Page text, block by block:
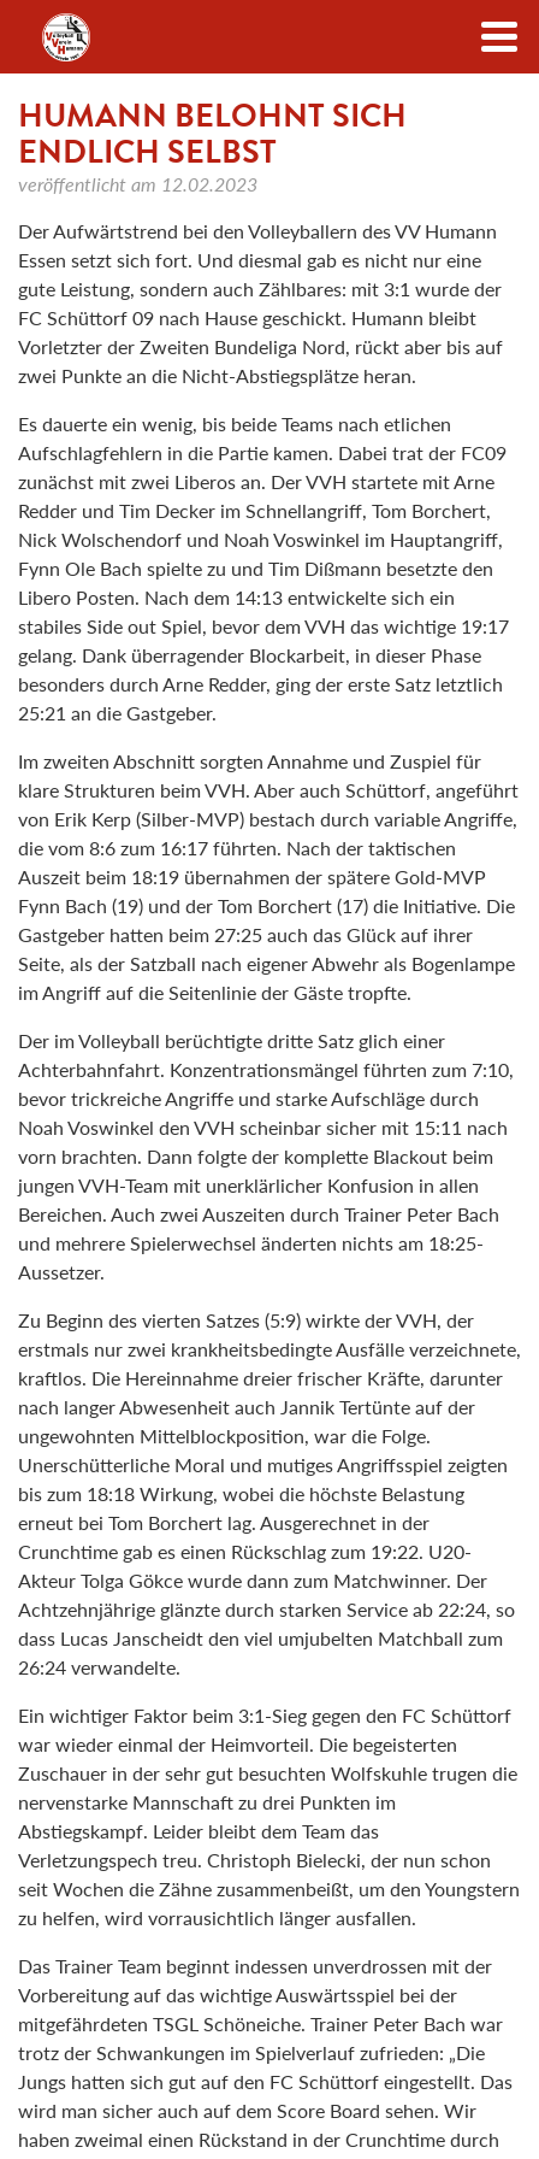
Zum Inhalt
HUMANN BELOHNT SICH
ENDLICH SELBST
veröffentlicht am 12.02.2023
Der Aufwärtstrend bei den Volleyballern des VV Humann
Essen setzt sich fort. Und diesmal gab es nicht nur eine
gute Leistung, sondern auch Zählbares: mit 3:1 wurde der
FC Schüttorf 09 nach Hause geschickt. Humann bleibt
Vorletzter der Zweiten Bundeliga Nord, rückt aber bis auf
zwei Punkte an die Nicht-Abstiegsplätze heran.
Es dauerte ein wenig, bis beide Teams nach etlichen
Aufschlagfehlern in die Partie kamen. Dabei trat der FC09
zunächst mit zwei Liberos an. Der VVH startete mit Arne
Redder und Tim Decker im Schnellangriff, Tom Borchert,
Nick Wolschendorf und Noah Voswinkel im Hauptangriff,
Fynn Ole Bach spielte zu und Tim Dißmann besetzte den
Libero Posten. Nach dem 14:13 entwickelte sich ein
stabiles Side out Spiel, bevor dem VVH das wichtige 19:17
gelang. Dank überragender Blockarbeit, in dieser Phase
besonders durch Arne Redder, ging der erste Satz letztlich
25:21 an die Gastgeber.
Im zweiten Abschnitt sorgten Annahme und Zuspiel für
klare Strukturen beim VVH. Aber auch Schüttorf, angeführt
von Erik Kerp (Silber-MVP) bestach durch variable Angriffe,
die vom 8:6 zum 16:17 führten. Nach der taktischen
Auszeit beim 18:19 übernahmen der spätere Gold-MVP
Fynn Bach (19) und der Tom Borchert (17) die Initiative. Die
Gastgeber hatten beim 27:25 auch das Glück auf ihrer
Seite, als der Satzball nach eigener Abwehr als Bogenlampe
im Angriff auf die Seitenlinie der Gäste tropfte.
Der im Volleyball berüchtigte dritte Satz glich einer
Achterbahnfahrt. Konzentrationsmängel führten zum 7:10,
bevor trickreiche Angriffe und starke Aufschläge durch
Noah Voswinkel den VVH scheinbar sicher mit 15:11 nach
vorn brachten. Dann folgte der komplette Blackout beim
jungen VVH-Team mit unerklärlicher Konfusion in allen
Bereichen. Auch zwei Auszeiten durch Trainer Peter Bach
und mehrere Spielerwechsel änderten nichts am 18:25-
Aussetzer.
Zu Beginn des vierten Satzes (5:9) wirkte der VVH, der
erstmals nur zwei krankheitsbedingte Ausfälle verzeichnete,
kraftlos. Die Hereinnahme dreier frischer Kräfte, darunter
nach langer Abwesenheit auch Jannik Tertünte auf der
ungewohnten Mittelblockposition, war die Folge.
Unerschütterliche Moral und mutiges Angriffsspiel zeigten
bis zum 18:18 Wirkung, wobei die höchste Belastung
erneut bei Tom Borchert lag. Ausgerechnet in der
Crunchtime gab es einen Rückschlag zum 19:22. U20-
Akteur Tolga Gökce wurde dann zum Matchwinner. Der
Achtzehnjährige glänzte durch starken Service ab 22:24, so
dass Lucas Janscheidt den viel umjubelten Matchball zum
26:24 verwandelte.
Ein wichtiger Faktor beim 3:1-Sieg gegen den FC Schüttorf
war wieder einmal der Heimvorteil. Die begeisterten
Zuschauer in der sehr gut besuchten Wolfskuhle trugen die
nervenstarke Mannschaft zu drei Punkten im
Abstiegskampf. Leider bleibt dem Team das
Verletzungspech treu. Christoph Bielecki, der nun schon
seit Wochen die Zähne zusammenbeißt, um den Youngstern
zu helfen, wird vorrausichtlich länger ausfallen.
Das Trainer Team beginnt indessen unverdrossen mit der
Vorbereitung auf das wichtige Auswärtsspiel bei der
mitgefährdeten TSGL Schöneiche. Trainer Peter Bach war
trotz der Schwankungen im Spielverlauf zufrieden: „Die
Jungs hatten sich gut auf den FC Schüttorf eingestellt. Das
wird man sicher auch auf dem Score Board sehen. Wir
haben zweimal einen Rückstand in der Crunchtime durch